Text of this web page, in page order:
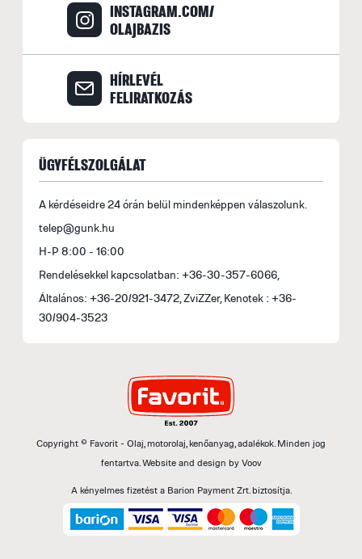
INSTAGRAM.COM/
OLAJBAZIS
HÍRLEVÉL
FELIRATKOZÁS
ÜGYFÉLSZOLGÁLAT
A kérdéseidre 24 órán belül mindenképpen válaszolunk.
telep@gunk.hu
H-P 8:00 - 16:00
Rendelésekkel kapcsolatban: +36-30-357-6066,
Általános: +36-20/921-3472, ZviZZer, Kenotek : +36-
30/904-3523
Copyright © Favorit - Olaj, motorolaj, kenőanyag, adalékok. Minden jog
fentartva.Website and design by Voov
A kényelmes fizetést a Barion Payment Zrt. biztosítja.